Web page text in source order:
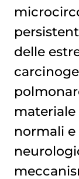
delle
normali